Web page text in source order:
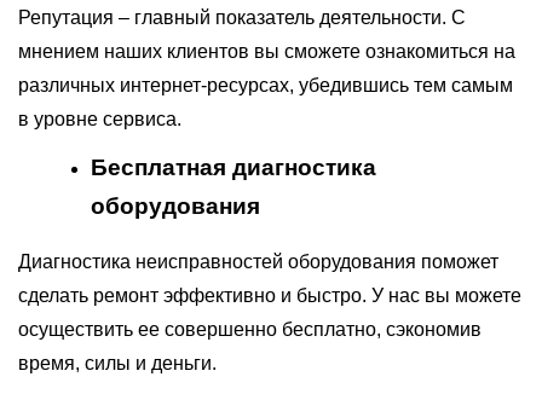
Репутация – главный показатель деятельности. С
мнением наших клиентов вы сможете ознакомиться на
различных интернет-ресурсах, убедившись тем самым
в уровне сервиса.
Бесплатная диагностика
оборудования
Диагностика неисправностей оборудования поможет
сделать ремонт эффективно и быстро. У нас вы можете
осуществить ее совершенно бесплатно, сэкономив
время, силы и деньги.